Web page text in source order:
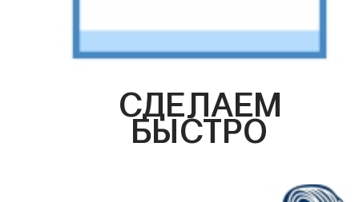
СДЕЛАЕМ
БЫСТРО